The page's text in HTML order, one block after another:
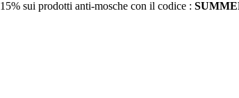
15% sui prodotti anti-mosche con il codice :